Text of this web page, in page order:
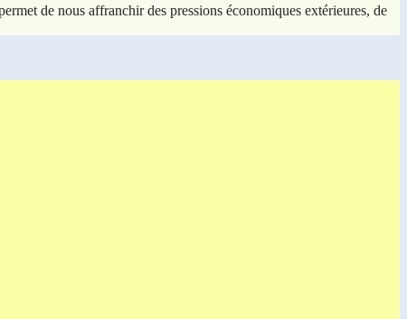
de nous affranchir des pressions économiques extérieures, de